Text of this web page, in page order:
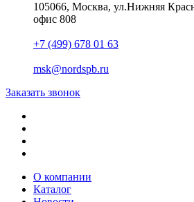
105066, Москва, ул.Нижняя
офис 808
+7 (499) 678 01 63
msk@nordspb.ru
Заказать звонок
О компании
Каталог